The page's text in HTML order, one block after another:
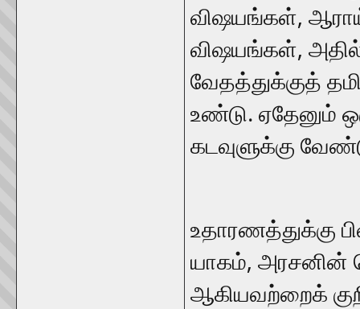
விஷயங்கள்,
விஷயங்கள்,
வேதத்துக்குத்
உண்டு. ஏதேனும்
கடவுளுக்கு
உதாரணத்துக்கு
யாகம், அரசனின்
ஆகியவற்றைக்